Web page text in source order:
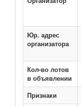
Юр. адрес
организатора
Кол-во лотов
в объявлении
Признаки